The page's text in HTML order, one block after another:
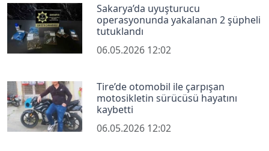
Sakarya’da uyuşturucu
operasyonunda yakalanan 2 şüpheli
tutuklandı
06.05.2026 12:02
Tire’de otomobil ile çarpışan
motosikletin sürücüsü hayatını
kaybetti
06.05.2026 12:02